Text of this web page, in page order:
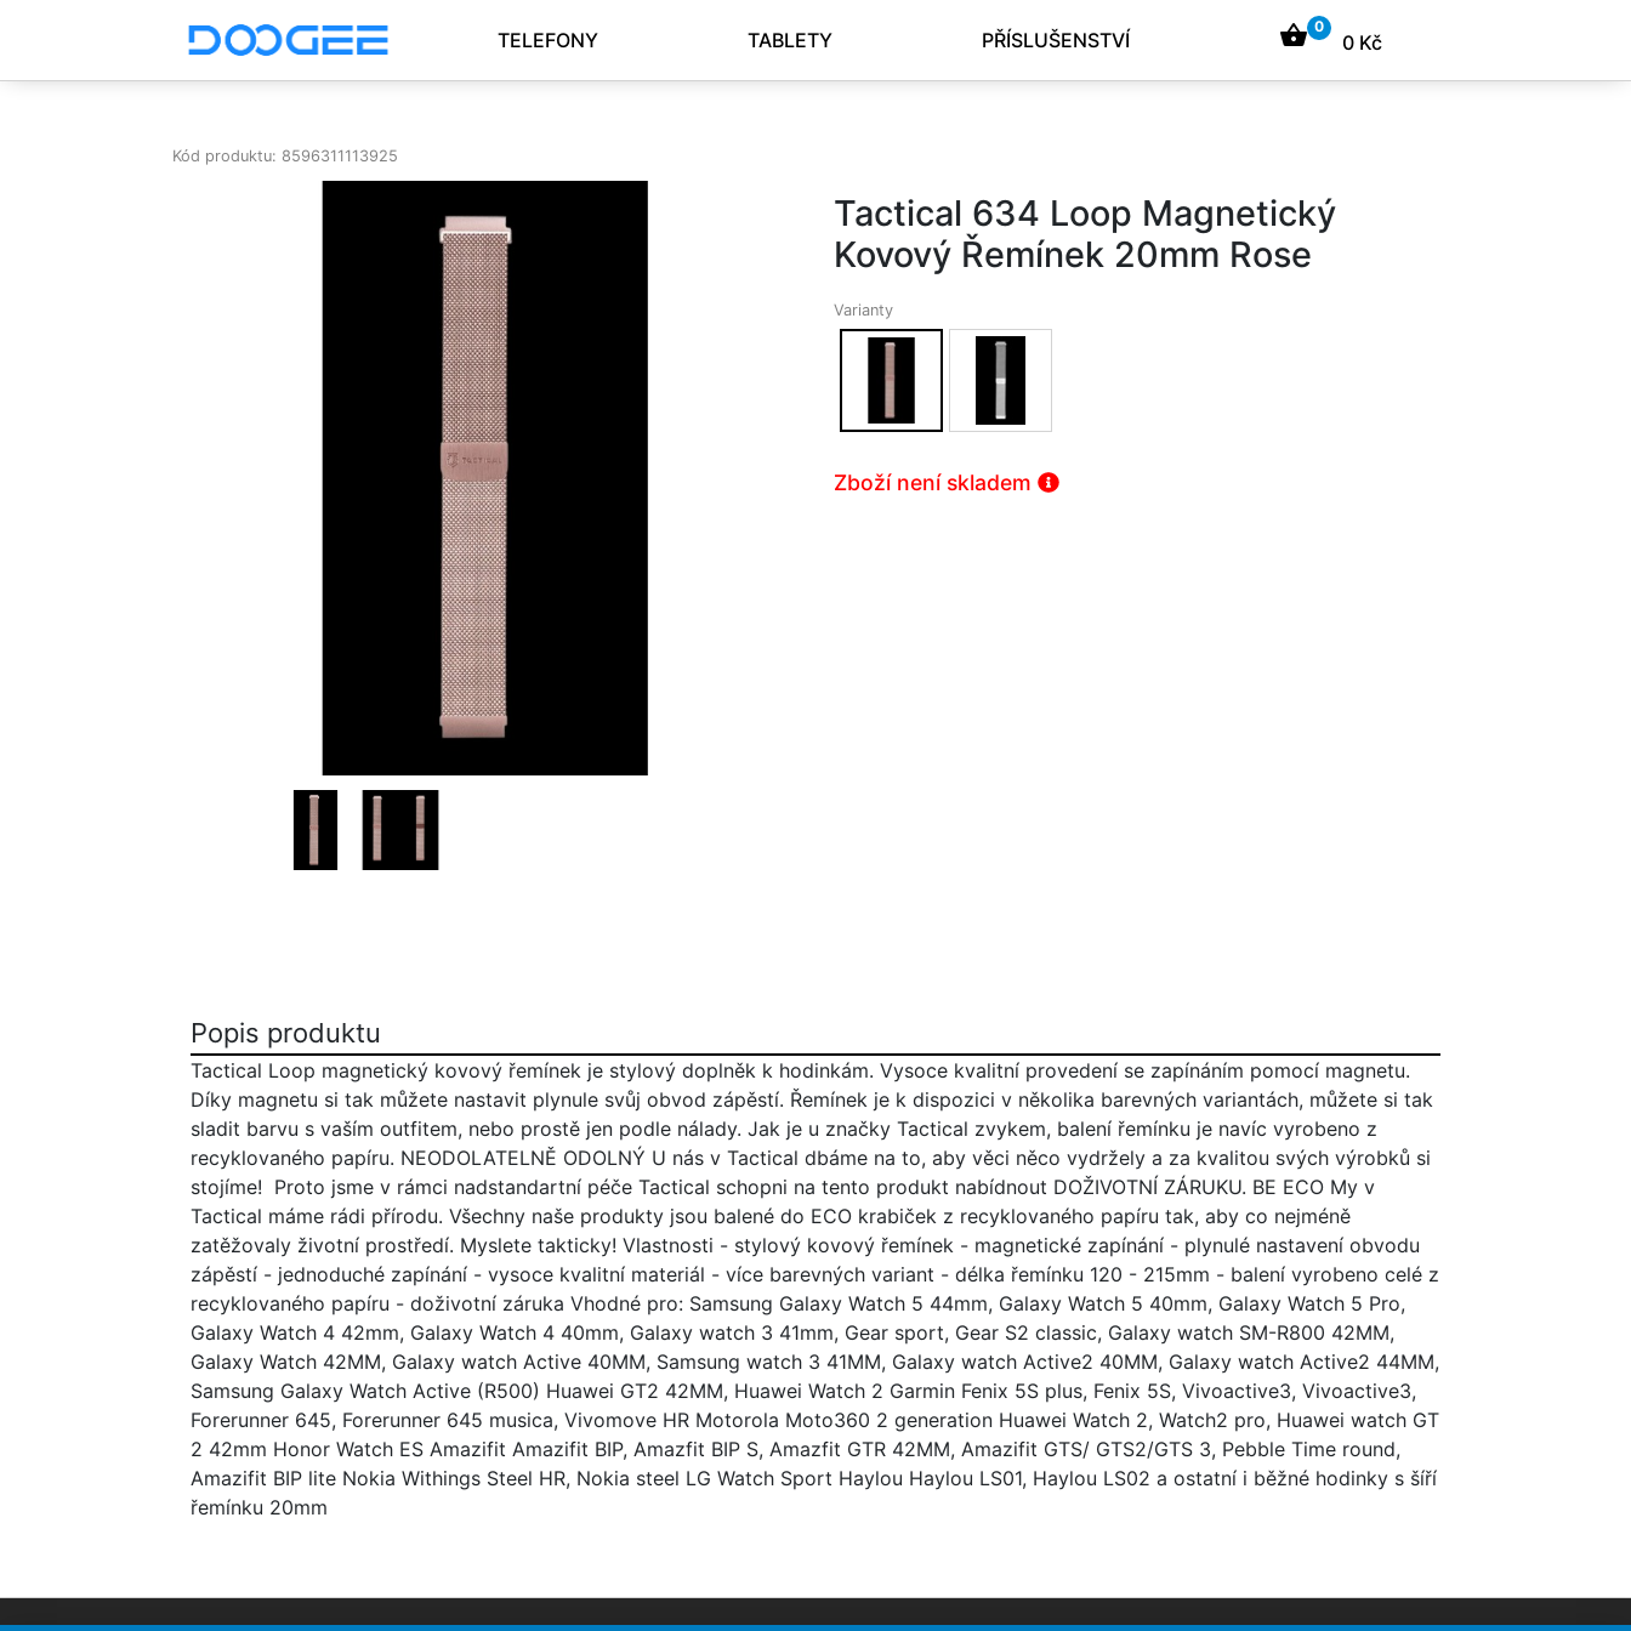
TELEFONY TABLETY PŘÍSLUŠENSTVÍ shopping_basket 0
0 Kč
Kód produktu: 8596311113925
Tactical 634 Loop Magnetický
Kovový Řemínek 20mm Rose
Varianty
Zboží není skladem
Popis produktu
Tactical Loop magnetický kovový řemínek je stylový doplněk k hodinkám. Vysoce kvalitní provedení se zapínáním pomocí magnetu.
Díky magnetu si tak můžete nastavit plynule svůj obvod zápěstí. Řemínek je k dispozici v několika barevných variantách, můžete si tak
sladit barvu s vaším outfitem, nebo prostě jen podle nálady. Jak je u značky Tactical zvykem, balení řemínku je navíc vyrobeno z
recyklovaného papíru. NEODOLATELNĚ ODOLNÝ U nás v Tactical dbáme na to, aby věci něco vydržely a za kvalitou svých výrobků si
stojíme! Proto jsme v rámci nadstandartní péče Tactical schopni na tento produkt nabídnout DOŽIVOTNÍ ZÁRUKU. BE ECO My v
Tactical máme rádi přírodu. Všechny naše produkty jsou balené do ECO krabiček z recyklovaného papíru tak, aby co nejméně
zatěžovaly životní prostředí. Myslete takticky! Vlastnosti - stylový kovový řemínek - magnetické zapínání - plynulé nastavení obvodu
zápěstí - jednoduché zapínání - vysoce kvalitní materiál - více barevných variant - délka řemínku 120 - 215mm - balení vyrobeno celé z
recyklovaného papíru - doživotní záruka Vhodné pro: Samsung Galaxy Watch 5 44mm, Galaxy Watch 5 40mm, Galaxy Watch 5 Pro,
Galaxy Watch 4 42mm, Galaxy Watch 4 40mm, Galaxy watch 3 41mm, Gear sport, Gear S2 classic, Galaxy watch SM-R800 42MM,
Galaxy Watch 42MM, Galaxy watch Active 40MM, Samsung watch 3 41MM, Galaxy watch Active2 40MM, Galaxy watch Active2 44MM,
Samsung Galaxy Watch Active (R500) Huawei GT2 42MM, Huawei Watch 2 Garmin Fenix 5S plus, Fenix 5S, Vivoactive3, Vivoactive3,
Forerunner 645, Forerunner 645 musica, Vivomove HR Motorola Moto360 2 generation Huawei Watch 2, Watch2 pro, Huawei watch GT
2 42mm Honor Watch ES Amazifit Amazifit BIP, Amazfit BIP S, Amazfit GTR 42MM, Amazifit GTS/ GTS2/GTS 3, Pebble Time round,
Amazifit BIP lite Nokia Withings Steel HR, Nokia steel LG Watch Sport Haylou Haylou LS01, Haylou LS02 a ostatní i běžné hodinky s šíří
řemínku 20mm